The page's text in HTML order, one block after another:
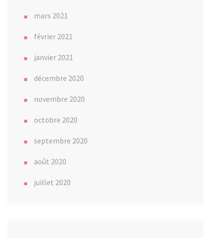
mars 2021
février 2021
janvier 2021
décembre 2020
novembre 2020
octobre 2020
septembre 2020
août 2020
juillet 2020